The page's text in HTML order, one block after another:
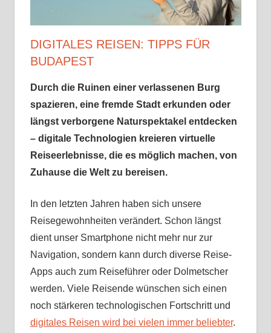
TippsDIGITALES REISEN: TIPPS FÜR
BUDAPEST
Durch die Ruinen einer verlassenen Burg
spazieren, eine fremde Stadt erkunden oder
längst verborgene Naturspektakel entdecken
– digitale Technologien kreieren virtuelle
Reiseerlebnisse, die es möglich machen, von
Zuhause die Welt zu bereisen.
In den letzten Jahren haben sich unsere
Reisegewohnheiten verändert. Schon längst
dient unser Smartphone nicht mehr nur zur
Navigation, sondern kann durch diverse Reise-
Apps auch zum Reiseführer oder Dolmetscher
werden. Viele Reisende wünschen sich einen
noch stärkeren technologischen Fortschritt und
digitales Reisen wird bei vielen immer beliebter.